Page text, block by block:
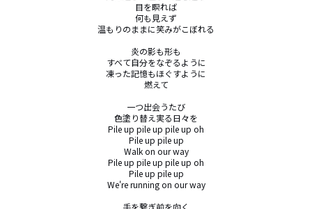
目を瞑れば
何も見えず
温もりのままに笑みがこぼれる
炎の影も形も
すべて自分をなぞるように
凍った記憶もほぐすように
燃えて
一つ出会うたび
色塗り替え実る日々を
Pile up pile up pile up oh
Pile up pile up
Walk on our way
Pile up pile up pile up oh
Pile up pile up
We're running on our way
手を繋ぎ前を向く